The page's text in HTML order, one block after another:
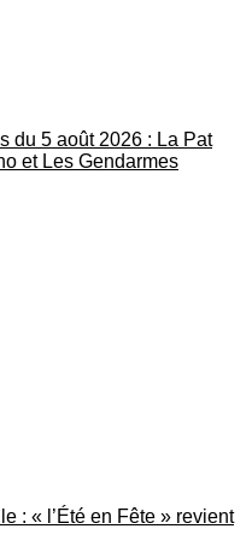
du 5 août 2026 : La Pat
et Les Gendarmes
: « l’Été en Fête » revient